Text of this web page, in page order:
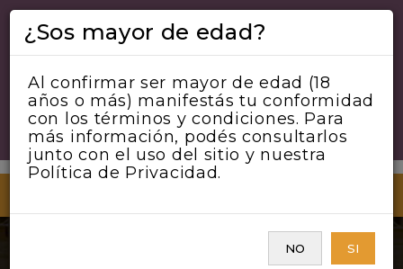
¿Sos mayor de edad?
Al confirmar ser mayor de edad (18
años o más) manifestás tu conformidad
con los términos y condiciones. Para
más información, podés consultarlos
junto con el uso del sitio y nuestra
Política de Privacidad.
NO SI